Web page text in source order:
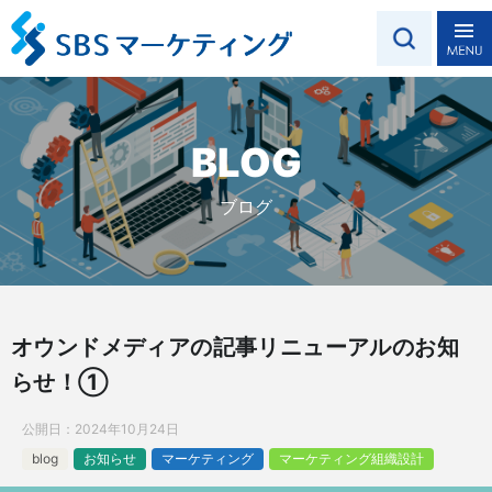
BLOG
ブログ
オウンドメディアの記事リニューアルのお知
らせ！①
公開日： 2024年10月24日
blog
お知らせ マーケティング マーケティング組織設計